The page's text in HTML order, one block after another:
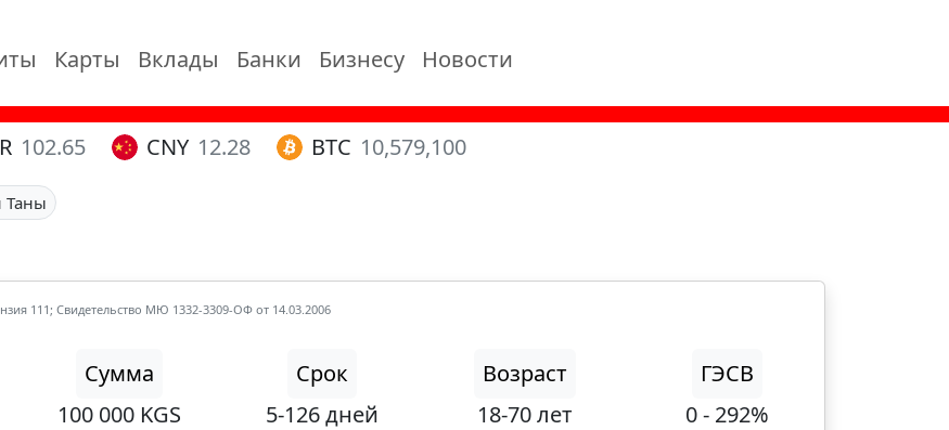
Карты Вклады Банки Бизнесу Новости
102.65 CNY 12.28 BTC 10,579,100
Таны
111; Свидетельство МЮ 1332-3309-ОФ от 14.03.2006
Сумма
100 000 KGS
Срок
5-126 дней
Возраст
18-70 лет
ГЭСВ
0 - 292%